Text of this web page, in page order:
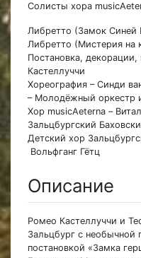
Солисты хора
Либретто (Замок
Либретто (Мистерия на
Постановка,
Кастеллуччи
Хореография – Синди
– Молодёжный оркестр
Хор musicAeterna –
Зальцбургский
Детский хор
Вольфганг Гётц
Описание
Ромео Кастеллуччи и
Зальцбург с
постановкой «Замка